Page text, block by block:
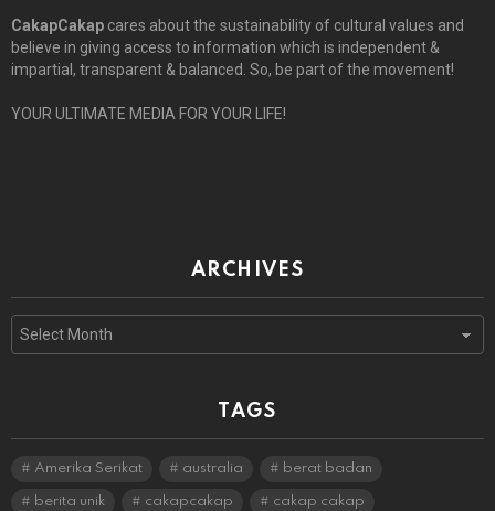
CakapCakap cares about the sustainability of cultural values and
believe in giving access to information which is independent &
impartial, transparent & balanced. So, be part of the movement!
YOUR ULTIMATE MEDIA FOR YOUR LIFE!
ARCHIVES
TAGS
Amerika Serikat australia berat badan
berita unik cakapcakap cakap cakap